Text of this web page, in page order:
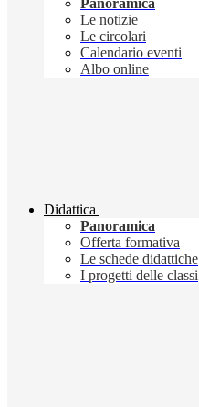
Panoramica
Le notizie
Le circolari
Calendario eventi
Albo online
Didattica
Panoramica
Offerta formativa
Le schede didattiche
I progetti delle classi